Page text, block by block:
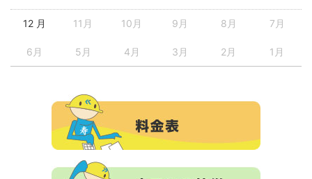
12 月 11月 10月 9月 8月 7月
6月 5月 4月 3月 2月 1月